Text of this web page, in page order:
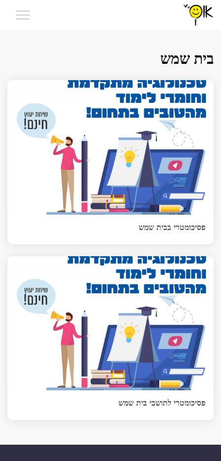
בית שמש
פסיכומטרי בבית שמש
פסיכומטרי לתושבי בית שמש